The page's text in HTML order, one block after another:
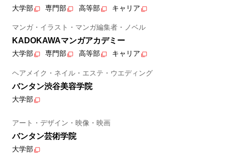
大学部 専門部 高等部 キャリア
マンガ・イラスト・マンガ編集者・ノベル
KADOKAWAマンガアカデミー
大学部 専門部 高等部 キャリア
ヘアメイク・ネイル・エステ・ウエディング
バンタン渋谷美容学院
大学部
アート・デザイン・映像・映画
バンタン芸術学院
大学部